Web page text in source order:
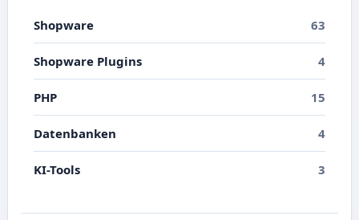
Shopware 63
Shopware Plugins 4
PHP 15
Datenbanken 4
KI-Tools 3